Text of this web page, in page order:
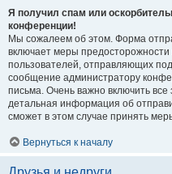
Я получил спам или
конференции!
Мы сожалеем об этом. Форма
включает меры
пользователей, отправляющих
сообщение администратору
письма. Очень важно включить все
детальная информация об
сможет в этом случае принять
Вернуться к началу